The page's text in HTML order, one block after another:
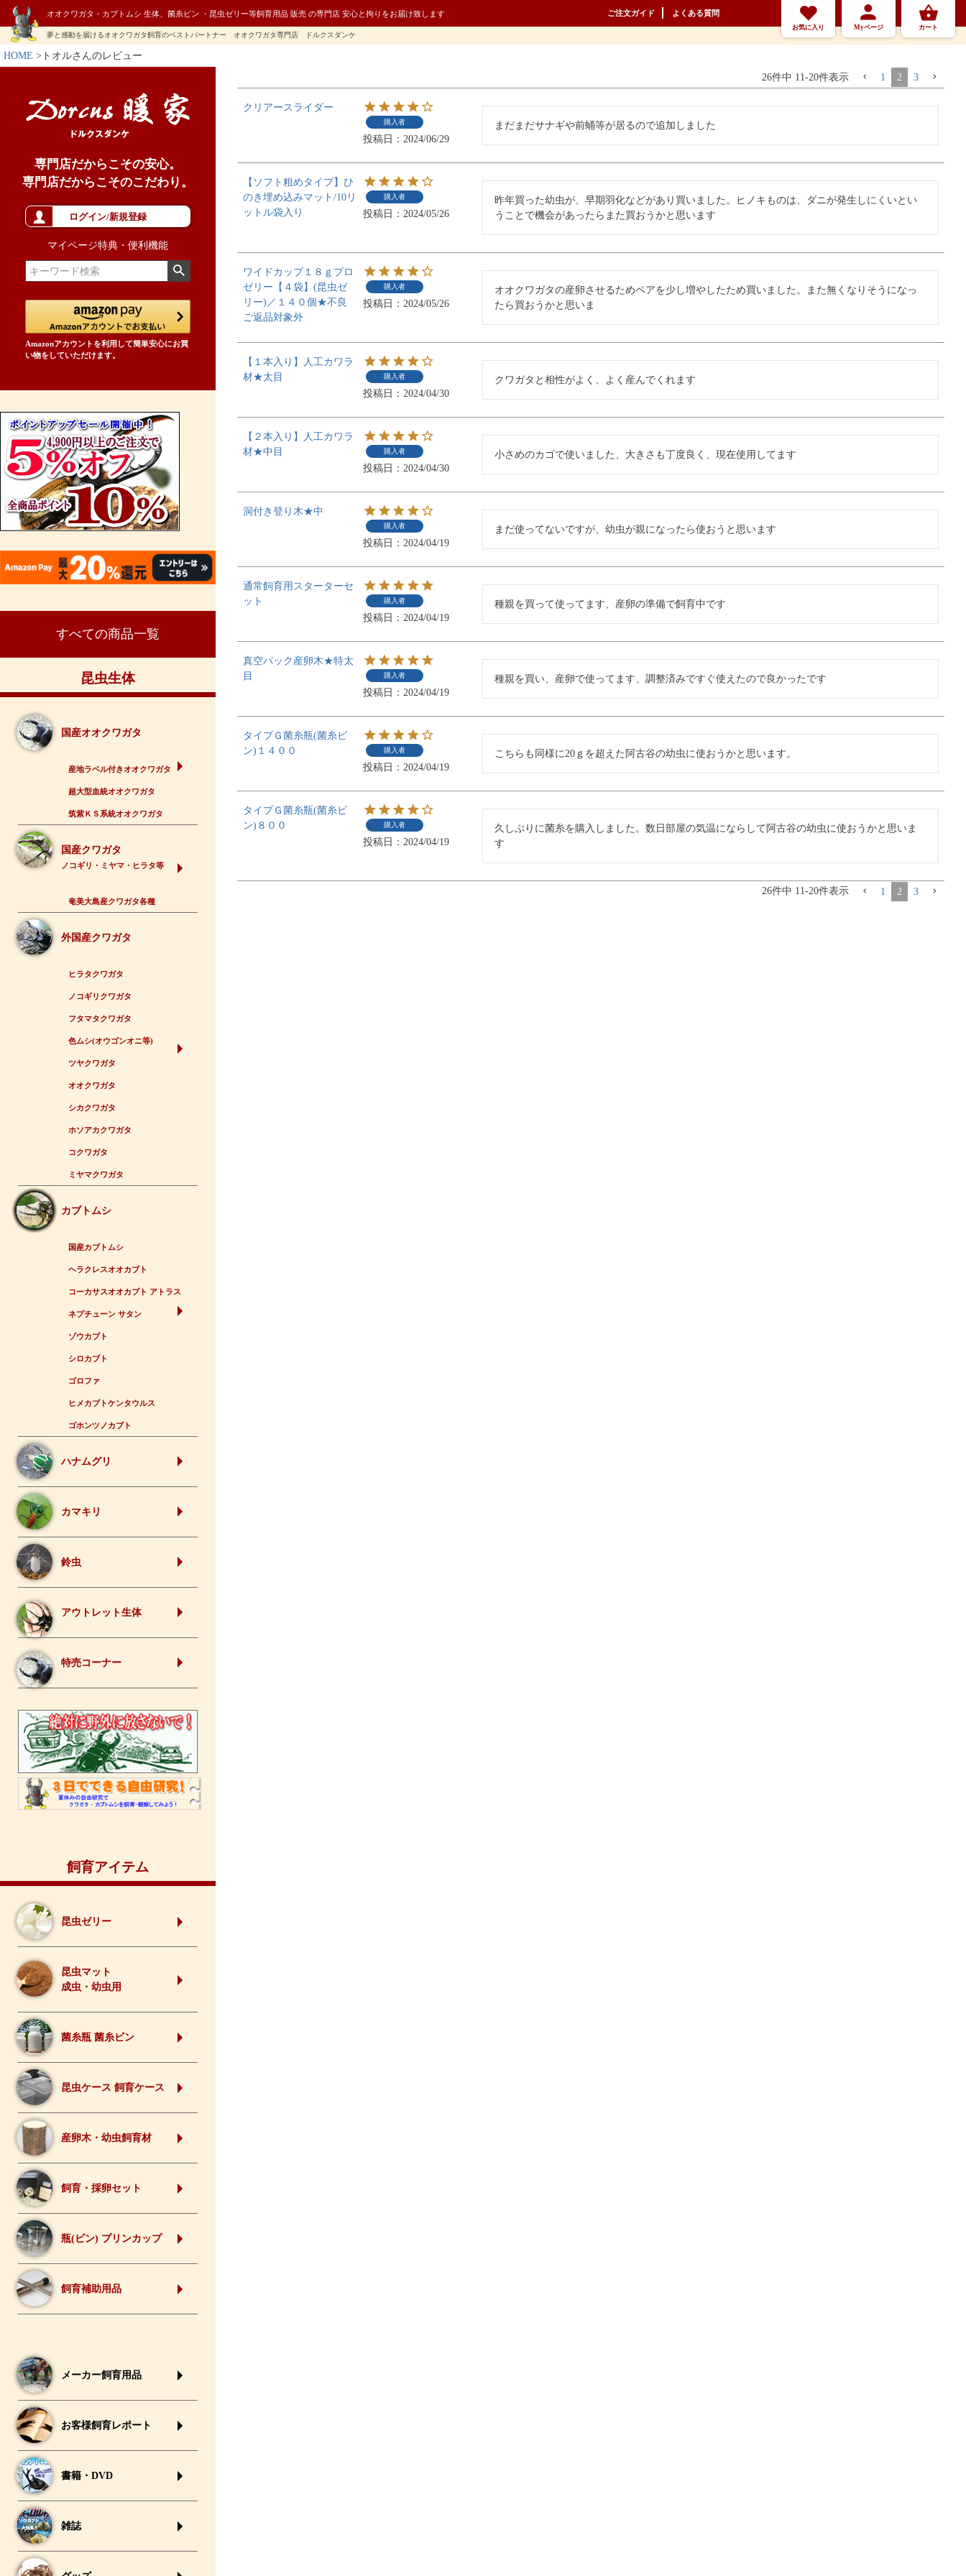
オオクワガタ・カブトムシ 生体、菌糸ビン ・昆虫ゼリー等飼育用品 販売 の専門店 安心と拘りをお届け致します ご注文ガイド よくある質問
夢と感動を届けるオオクワガタ飼育のベストパートナー オオクワガタ専門店 ドルクスダンケ
お気に入り Myページ カート
HOME トオルさんのレビュー
専門店だからこその安心。
専門店だからこそのこだわり。
ログイン/新規登録
マイページ特典・便利機能
Amazonアカウントを利用して簡単安心にお買
い物をしていただけます。
すべての商品一覧
昆虫生体
国産オオクワガタ
産地ラベル付きオオクワガタ
超大型血統オオクワガタ
筑紫ＫＳ系統オオクワガタ
国産クワガタ
ノコギリ・ミヤマ・ヒラタ等
奄美大島産クワガタ各種
外国産クワガタ
ヒラタクワガタ
ノコギリクワガタ
フタマタクワガタ
色ムシ(オウゴンオニ等)
ツヤクワガタ
オオクワガタ
シカクワガタ
ホソアカクワガタ
コクワガタ
ミヤマクワガタ
カブトムシ
国産カブトムシ
ヘラクレスオオカブト
コーカサスオオカブト アトラス
ネプチューン サタン
ゾウカブト
シロカブト
ゴロファ
ヒメカブトケンタウルス
ゴホンツノカブト
ハナムグリ
カマキリ
鈴虫
アウトレット生体
特売コーナー
飼育アイテム
昆虫ゼリー
昆虫マット
成虫・幼虫用
菌糸瓶 菌糸ビン
昆虫ケース 飼育ケース
産卵木・幼虫飼育材
飼育・採卵セット
瓶(ビン) プリンカップ
飼育補助用品
メーカー飼育用品
お客様飼育レポート
書籍・DVD
雑誌
26件中 11 -20件表示 1 2 3
クリアースライダー
購入者
投稿日 2024/06/29
まだまだサナギや前蛹等が居るので追加しました
【ソフト粗めタイプ】ひ
のき埋め込みマット/10リ
ットル袋入り
購入者
投稿日 2024/05/26
昨年買った幼虫が、早期羽化などがあり買いました。ヒノキものは、ダニが発生しにくいとい
うことで機会があったらまた買おうかと思います
ワイドカップ１８ｇプロ
ゼリー【４袋】(昆虫ゼ
リー)／１４０個★不良
ご返品対象外
購入者
投稿日 2024/05/26
オオクワガタの産卵させるためペアを少し増やしたため買いました。また無くなりそうになっ
たら買おうかと思いま
【１本入り】人工カワラ
材★太目
購入者
投稿日 2024/04/30
クワガタと相性がよく、よく産んでくれます
【２本入り】人工カワラ
材★中目
購入者
投稿日 2024/04/30
小さめのカゴで使いました、大きさも丁度良く、現在使用してます
洞付き登り木★中
購入者
投稿日 2024/04/19
まだ使ってないですが、幼虫が親になったら使おうと思います
通常飼育用スターターセ
ット
購入者
投稿日 2024/04/19
種親を買って使ってます、産卵の準備で飼育中です
真空パック産卵木★特太
目
購入者
投稿日 2024/04/19
種親を買い、産卵で使ってます、調整済みですぐ使えたので良かったです
タイプＧ菌糸瓶(菌糸ビ
ン)１４００
購入者
投稿日 2024/04/19
こちらも同様に20ｇを超えた阿古谷の幼虫に使おうかと思います。
タイプＧ菌糸瓶(菌糸ビ
ン)８００
購入者
投稿日 2024/04/19
久しぶりに菌糸を購入しました。数日部屋の気温にならして阿古谷の幼虫に使おうかと思いま
す
26件中 11-20件表示 1 2 3